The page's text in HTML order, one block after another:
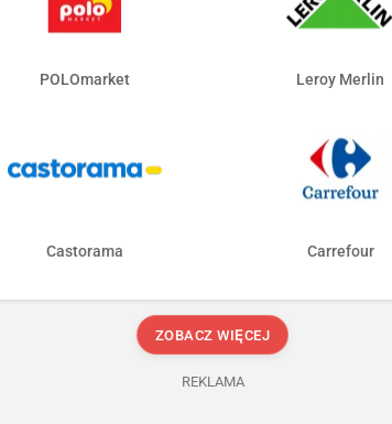
POLOmarket Leroy Merlin
Castorama Carrefour
ZOBACZ WIĘCEJ
REKLAMA